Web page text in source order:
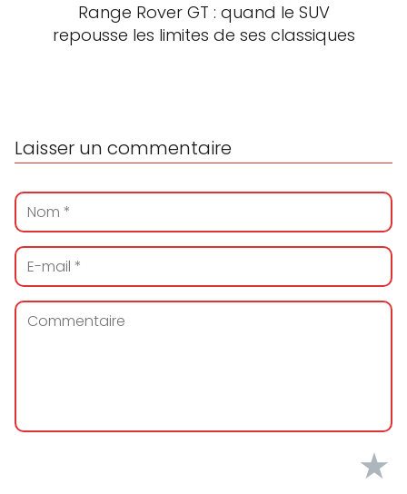
Range Rover GT : quand le SUV
repousse les limites de ses classiques
Laisser un commentaire
★